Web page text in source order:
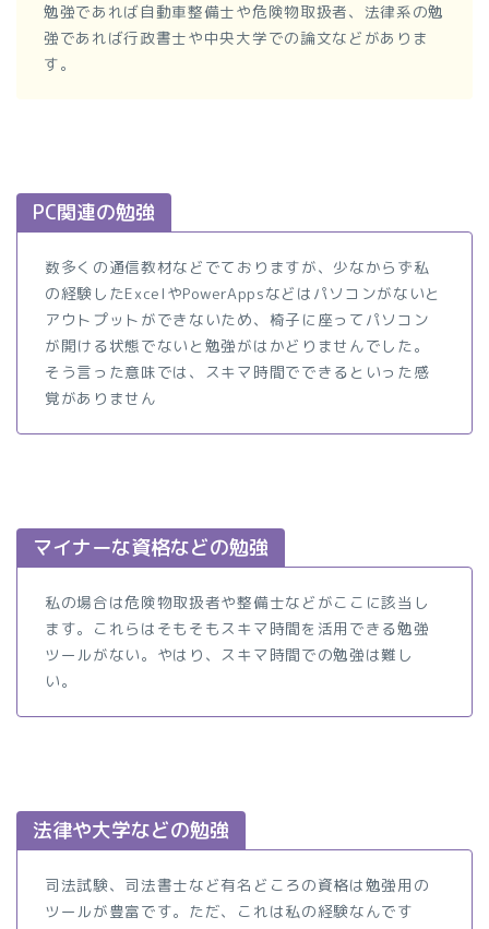
勉強であれば自動車整備士や危険物取扱者、法律系の勉
強であれば行政書士や中央大学での論文などがありま
す。
PC関連の勉強
数多くの通信教材などでておりますが、少なからず私
の経験したExcelやPowerAppsなどはパソコンがないと
アウトプットができないため、椅子に座ってパソコン
が開ける状態でないと勉強がはかどりませんでした。
そう言った意味では、スキマ時間でできるといった感
覚がありません
マイナーな資格などの勉強
私の場合は危険物取扱者や整備士などがここに該当し
ます。これらはそもそもスキマ時間を活用できる勉強
ツールがない。やはり、スキマ時間での勉強は難し
い。
法律や大学などの勉強
司法試験、司法書士など有名どころの資格は勉強用の
ツールが豊富です。ただ、これは私の経験なんです